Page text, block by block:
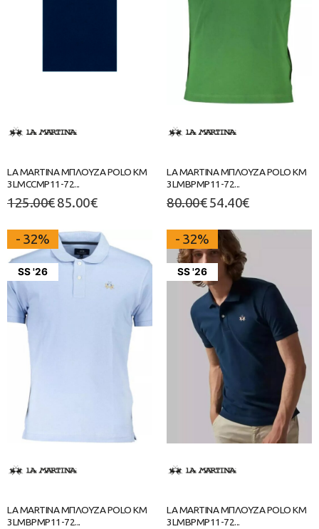
LA MARTINA ΜΠΛΟΥΖΑ POLO ΚΜ
3LMCCMP11-72...
125.00€ 85.00€
LA MARTINA ΜΠΛΟΥΖΑ POLO ΚΜ
3LMBPMP11-72...
80.00€ 54.40€
SS '26
- 32%
LA MARTINA ΜΠΛΟΥΖΑ POLO ΚΜ
3LMBPMP11-72...
SS '26
- 32%
LA MARTINA ΜΠΛΟΥΖΑ POLO ΚΜ
3LMBPMP11-72...